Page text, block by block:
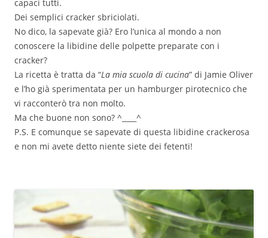
capaci tutti.
Dei semplici cracker sbriciolati.
No dico, la sapevate già? Ero l’unica al mondo a non
conoscere la libidine delle polpette preparate con i
cracker?
La ricetta è tratta da “La mia scuola di cucina” di Jamie Oliver
e l’ho già sperimentata per un hamburger pirotecnico che
vi racconterò tra non molto.
Ma che buone non sono? ^____^
P.S. E comunque se sapevate di questa libidine crackerosa
e non mi avete detto niente siete dei fetenti!